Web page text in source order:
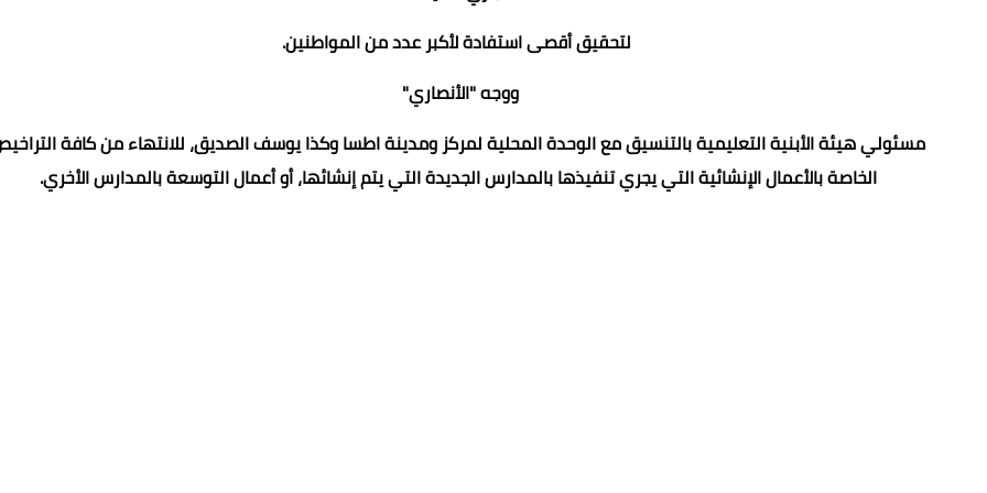
لتحقيق أقصى استفادة لأكبر عدد من المواطنين.
ووجه "الأنصاري"
مسئولي هيئة الأبنية التعليمية بالتنسيق مع الوحدة المحلية لمركز ومدينة اطسا وكذا يوسف الصديق، للانتهاء من كافة
الخاصة بالأعمال الإنشائية التي يجري تنفيذها بالمدارس الجديدة التي يتم إنشائها، أو أعمال التوسعة بالمدارس الأخري.